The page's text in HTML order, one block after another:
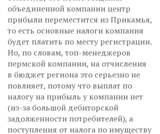
объединенной компании центр
прибыли переместится из Прикамья,
то есть основные налоги компания
будет платить по месту регистрации.
Но, по словам, топ-менеджеров
пермской компании, на отчисления
в бюджет региона это серьезно не
повлияет, потому что выплат по
налогу на прибыль у компании нет
(из-за большой дебиторской
задолженности потребителей), а
поступления от налога по имуществу